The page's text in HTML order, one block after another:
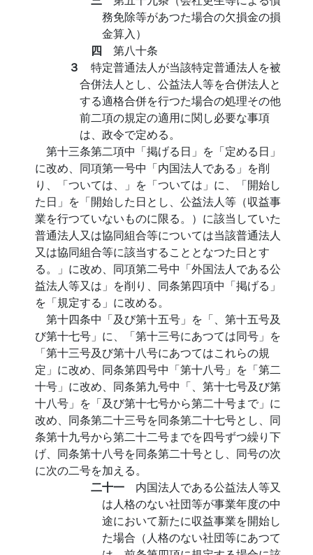
務免除等があつた場合の欠損金の損
金算入）
四 第八十条
３ 特定普通法人が当該特定普通法人を被
合併法人とし、公益法人等を合併法人と
する適格合併を行つた場合の処理その他
前二項の規定の適用に関し必要な事項
は、政令で定める。
第十三条第二項中「掲げる日」を「定める日」
に改め、同項第一号中「内国法人である」を削
り、「ついては、」を「ついては」に、「開始し
た日」を「開始した日とし、公益法人等（収益事
業を行つていないものに限る。）に該当していた
普通法人又は協同組合等については当該普通法人
又は協同組合等に該当することとなつた日とす
る。」に改め、同項第二号中「外国法人である公
益法人等又は」を削り、同条第四項中「掲げる」
を「規定する」に改める。
第十四条中「及び第十五号」を「、第十五号及
び第十七号」に、「第十三号にあつては同号」を
「第十三号及び第十八号にあつてはこれらの規
定」に改め、同条第四号中「第十八号」を「第二
十号」に改め、同条第九号中「、第十七号及び第
十八号」を「及び第十七号から第二十号まで」に
改め、同条第二十三号を同条第二十七号とし、同
条第十九号から第二十二号までを四号ずつ繰り下
げ、同条第十八号を同条第二十号とし、同号の次
に次の二号を加える。
二十一 内国法人である公益法人等又
は人格のない社団等が事業年度の中
途において新たに収益事業を開始し
た場合（人格のない社団等にあつて